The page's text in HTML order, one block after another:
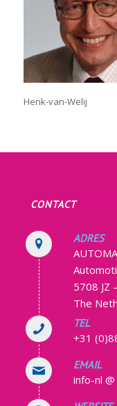
Henk-van-Welij
CONTACT
ADRES
5708 JZ
The
TEL
+31
EMAIL
info-nl